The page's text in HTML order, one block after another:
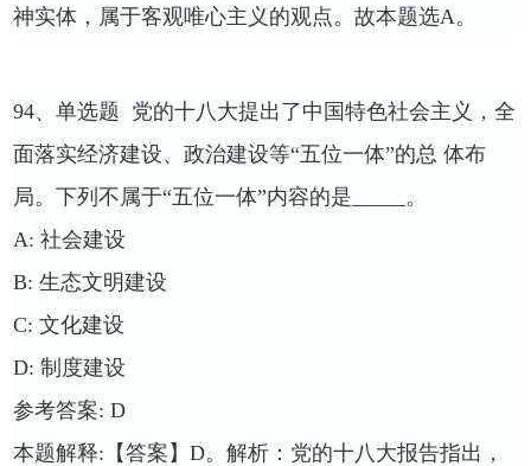
神实体，属于客观唯心主义的观点。故本题选A。
94、单选题 党的十八大提出了中国特色社会主义，全
面落实经济建设、政治建设等“五位一体”的总 体布
局。下列不属于“五位一体”内容的是
。
A:社会建设
B:生态文明建设
C:文化建设
D:制度建设
参考答案: D
本题解释: 【答案】D。解析：党的十八大报告指出，